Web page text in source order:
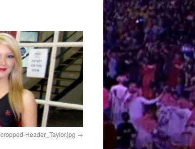
cropped-Header_Taylor.jpg